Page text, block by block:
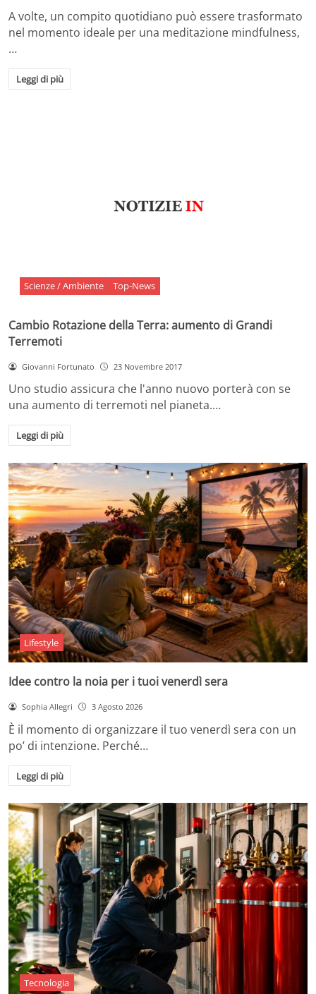
A volte, un compito quotidiano può essere trasformato
nel momento ideale per una meditazione mindfulness,
…
Leggi di più
Scienze / Ambiente Top-News
Cambio Rotazione della Terra: aumento di Grandi
Terremoti
Giovanni Fortunato 23 Novembre 2017
Uno studio assicura che l'anno nuovo porterà con se
una aumento di terremoti nel pianeta.…
Leggi di più
Lifestyle
Idee contro la noia per i tuoi venerdì sera
Sophia Allegri 3 Agosto 2026
È il momento di organizzare il tuo venerdì sera con un
po’ di intenzione. Perché…
Leggi di più
Tecnologia